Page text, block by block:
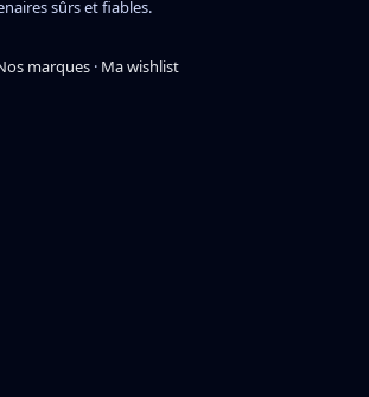
sûrs et fiables.
marques · Ma wishlist